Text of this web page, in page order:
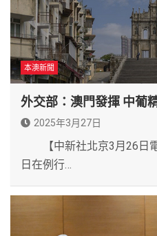
本澳新聞
外交部：澳門發揮 中葡
2025年3月27日
【中新社北京3月26日
日在例行…